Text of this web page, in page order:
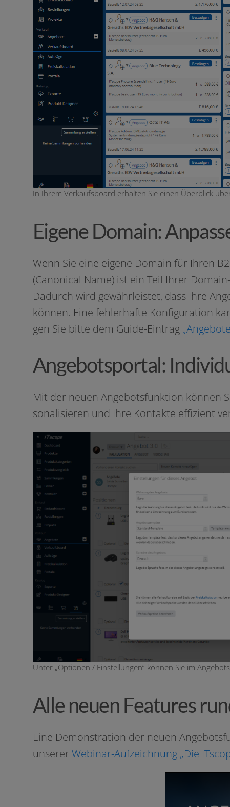
In Ihrem Verkaufsboard erhalten Sie einen Überblick
Eigene Domain:
Wenn Sie eine eige­ne Domain für Ihren
(Canonical Name) ist ein Teil Ihrer
Dadurch wird gewähr­leis­tet, dass Ihre
kön­nen. Eine feh­ler­haf­te Konfiguration
gen Sie bit­te dem Guide-Eintrag
Angebotsportal:
Mit der neu­en Angebotsfunktion kön­nen
so­na­li­sie­ren und Ihre Kontakte effi­zi­ent
Unter „Optionen / Einstellungen“ können Sie im
Alle neuen Features
Eine Demonstration der neu­en
unse­rerWebinar-Aufzeichnung „Die